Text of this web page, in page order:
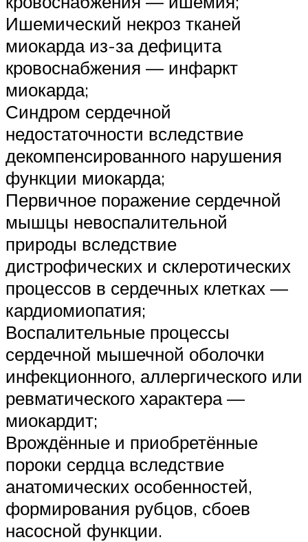
Ишемический некроз тканей
миокарда из-за дефицита
кровоснабжения — инфаркт
миокарда;
Синдром сердечной
недостаточности вследствие
декомпенсированного нарушения
функции миокарда;
Первичное поражение сердечной
мышцы невоспалительной
природы вследствие
дистрофических и склеротических
процессов в сердечных клетках —
кардиомиопатия;
Воспалительные процессы
сердечной мышечной оболочки
инфекционного, аллергического или
ревматического характера —
миокардит;
Врождённые и приобретённые
пороки сердца вследствие
анатомических особенностей,
формирования рубцов, сбоев
насосной функции.